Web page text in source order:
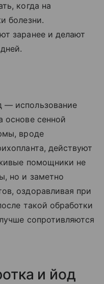
когда на
болезни.
заранее и делают
— использование
основе сенной
вроде
действуют
помощники не
но и заметно
оздоравливая при
такой обработки
сопротивляются
и йод